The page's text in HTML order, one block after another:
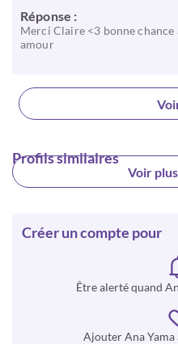
Réponse :
Merci Claire <3 bonne
amour
Profils similaires
Voir
Créer un compte pour
Être alerté quand
Ajouter Ana